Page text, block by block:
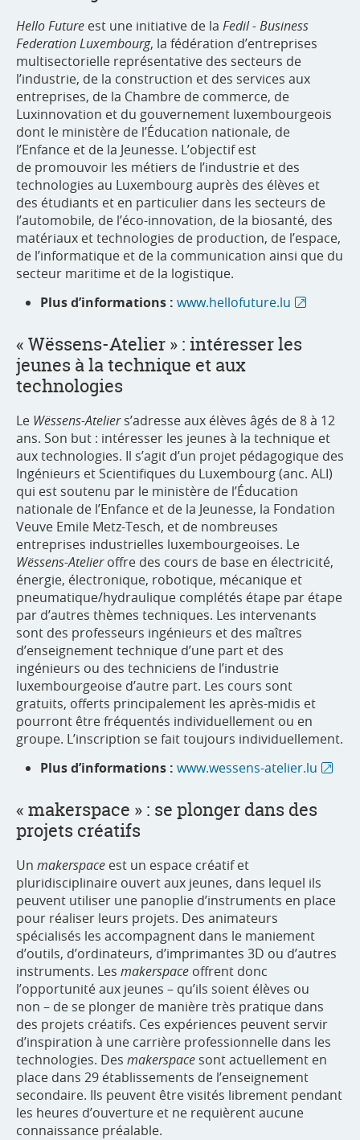
Hello Future est une initiative de la Fedil - Business
Federation Luxembourg, la fédération d’entreprises
multisectorielle représentative des secteurs de
l’industrie, de la construction et des services aux
entreprises, de la Chambre de commerce, de
Luxinnovation et du gouvernement luxembourgeois
dont le ministère de l’Éducation nationale, de
l’Enfance et de la Jeunesse. L’objectif est
de promouvoir les métiers de l’industrie et des
technologies au Luxembourg auprès des élèves et
des étudiants et en particulier dans les secteurs de
l’automobile, de l’éco-innovation, de la biosanté, des
matériaux et technologies de production, de l’espace,
de l’informatique et de la communication ainsi que du
secteur maritime et de la logistique.
Plus d’informations : www.hellofuture.lu
« Wëssens-Atelier » : intéresser les
jeunes à la technique et aux
technologies
Le Wëssens-Ateliers’adresse aux élèves âgés de 8 à 12
ans. Son but : intéresser les jeunes à la technique et
aux technologies. Il s’agit d’un projet pédagogique des
Ingénieurs et Scientifiques du Luxembourg (anc. ALI)
qui est soutenu par le ministère de l’Éducation
nationale de l’Enfance et de la Jeunesse, la Fondation
Veuve Emile Metz-Tesch, et de nombreuses
entreprises industrielles luxembourgeoises. Le
Wëssens-Atelieroffre des cours de base en électricité,
énergie, électronique, robotique, mécanique et
pneumatique/hydraulique complétés étape par étape
par d’autres thèmes techniques. Les intervenants
sont des professeurs ingénieurs et des maîtres
d’enseignement technique d’une part et des
ingénieurs ou des techniciens de l’industrie
luxembourgeoise d’autre part. Les cours sont
gratuits, offerts principalement les après-midis et
pourront être fréquentés individuellement ou en
groupe. L’inscription se fait toujours individuellement.
Plus d’informations : www.wessens-atelier.lu
« makerspace » : se plonger dans des
projets créatifs
Un makerspace est un espace créatif et
pluridisciplinaire ouvert aux jeunes, dans lequel ils
peuvent utiliser une panoplie d’instruments en place
pour réaliser leurs projets. Des animateurs
spécialisés les accompagnent dans le maniement
d’outils, d’ordinateurs, d’imprimantes 3D ou d’autres
instruments. Les makerspace offrent donc
l’opportunité aux jeunes – qu’ils soient élèves ou
non – de se plonger de manière très pratique dans
des projets créatifs. Ces expériences peuvent servir
d’inspiration à une carrière professionnelle dans les
technologies. Des makerspace sont actuellement en
place dans 29 établissements de l’enseignement
secondaire. Ils peuvent être visités librement pendant
les heures d’ouverture et ne requièrent aucune
connaissance préalable.